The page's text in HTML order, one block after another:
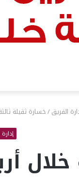
الفريق/خسارة ثقيلة